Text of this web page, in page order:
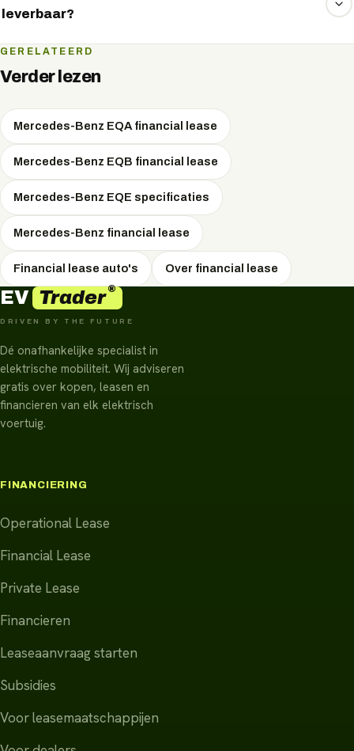
leverbaar?
Ja, naast de limousine is er ook de EQE SUV, een hoger
gebouwde variant met meer binnenruimte en een
GERELATEERD
Verder lezen
Mercedes-Benz EQA financial lease
Mercedes-Benz EQB financial lease
Mercedes-Benz EQE specificaties
Mercedes-Benz financial lease
Financial lease auto's Over financial lease
EV Trader®
DRIVEN BY THE FUTURE
Dé onafhankelijke specialist in
elektrische mobiliteit. Wij adviseren
gratis over kopen, leasen en
financieren van elk elektrisch
voertuig.
FINANCIERING
Operational Lease
Financial Lease
Private Lease
Financieren
Leaseaanvraag starten
Subsidies
Voor leasemaatschappijen